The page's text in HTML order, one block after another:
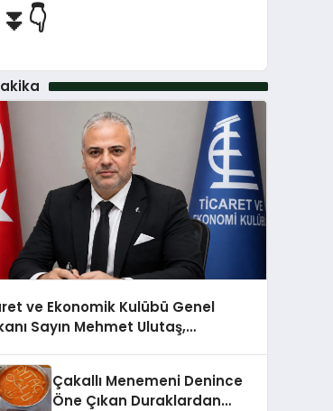
ve Ekonomik Kulübü Genel
Sayın Mehmet Ulutaş,
kaydetti:
Çakallı Menemeni Denince
Öne Çıkan Duraklardan